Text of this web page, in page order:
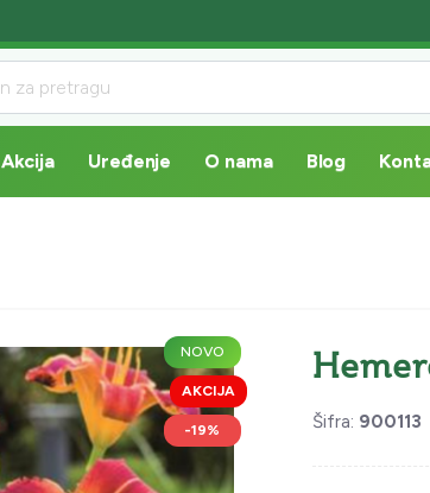
Akcija Uređenje O nama Blog
NOVO
AKCIJA
-19% Šifra: 900113